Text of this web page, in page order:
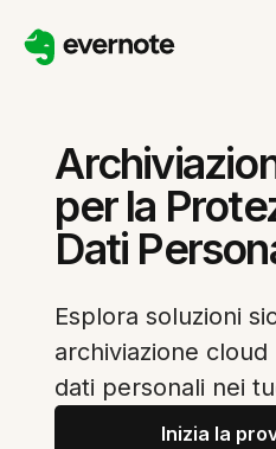
per la
Dati
Esplora soluzioni
archiviazione
dati personali nei
Inizia la